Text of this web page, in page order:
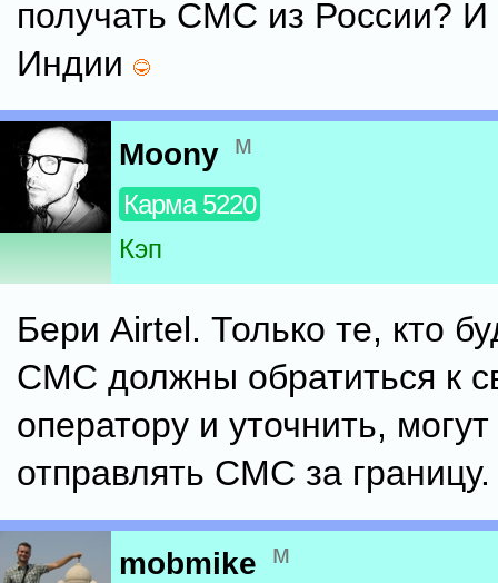
получать СМС из России? И
Индии
Moony м
Карма 5220
Кэп
Бери Airtel. Только те, кто
СМС должны обратиться к
оператору и уточнить,
отправлять СМС за границу.
mobmike м